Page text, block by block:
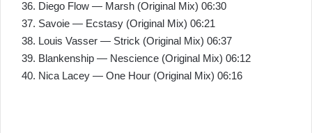
36. Diego Flow — Marsh (Original Mix) 06:30
37. Savoie — Ecstasy (Original Mix) 06:21
38. Louis Vasser — Strick (Original Mix) 06:37
39. Blankenship — Nescience (Original Mix) 06:12
40. Nica Lacey — One Hour (Original Mix) 06:16